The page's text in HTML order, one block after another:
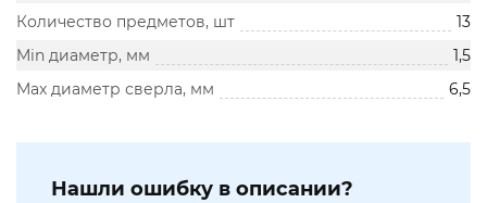
Количество предметов, шт
13
Min диаметр, мм
1,5
Max диаметр сверла, мм
6,5
Нашли ошибку в описании?